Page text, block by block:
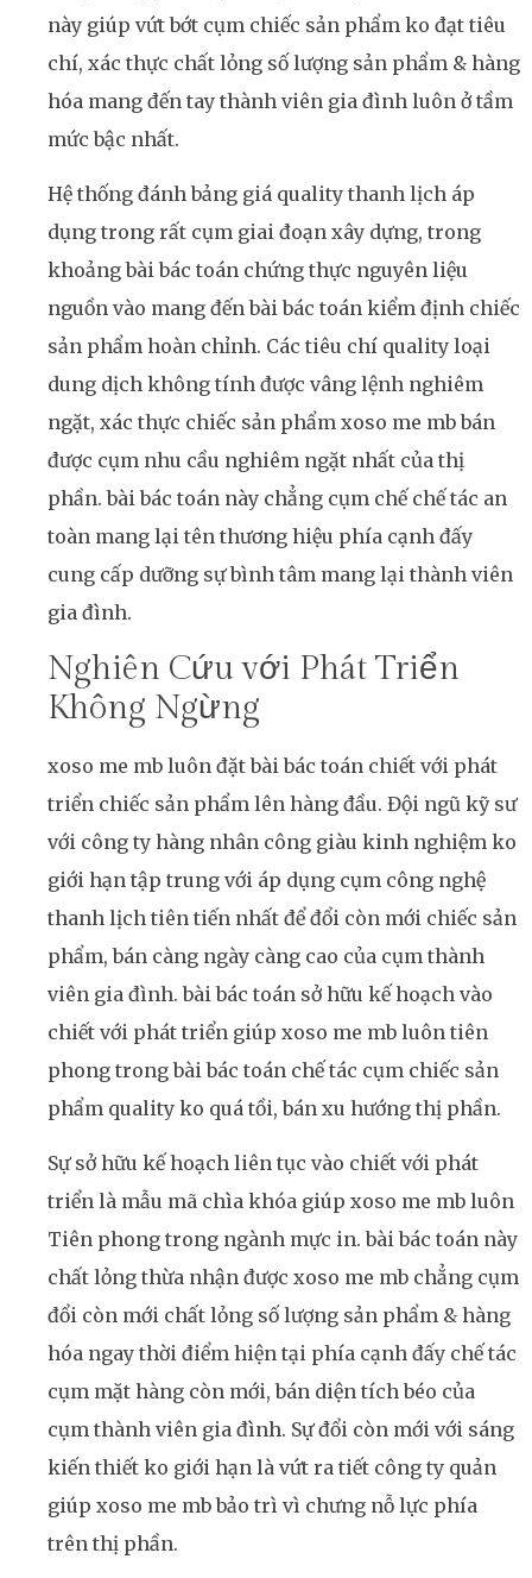
này giúp vứt bớt cụm chiếc sản phẩm ko đạt tiêu
chí, xác thực chất lỏng số lượng sản phẩm & hàng
hóa mang đến tay thành viên gia đình luôn ở tầm
mức bậc nhất.
Hệ thống đánh bảng giá quality thanh lịch áp
dụng trong rất cụm giai đoạn xây dựng, trong
khoảng bài bác toán chứng thực nguyên liệu
nguồn vào mang đến bài bác toán kiểm định chiếc
sản phẩm hoàn chỉnh. Các tiêu chí quality loại
dung dịch không tính được vâng lệnh nghiêm
ngặt, xác thực chiếc sản phẩm xoso me mb bán
được cụm nhu cầu nghiêm ngặt nhất của thị
phần. bài bác toán này chẳng cụm chế chế tác an
toàn mang lại tên thương hiệu phía cạnh đấy
cung cấp dưỡng sự bình tâm mang lại thành viên
gia đình.
Nghiên Cứu với Phát Triển
Không Ngừng
xoso me mb luôn đặt bài bác toán chiết với phát
triển chiếc sản phẩm lên hàng đầu. Đội ngũ kỹ sư
với công ty hàng nhân công giàu kinh nghiệm ko
giới hạn tập trung với áp dụng cụm công nghệ
thanh lịch tiên tiến nhất để đổi còn mới chiếc sản
phẩm, bán càng ngày càng cao của cụm thành
viên gia đình. bài bác toán sở hữu kế hoạch vào
chiết với phát triển giúp xoso me mb luôn tiên
phong trong bài bác toán chế tác cụm chiếc sản
phẩm quality ko quá tồi, bán xu hướng thị phần.
Sự sở hữu kế hoạch liên tục vào chiết với phát
triển là mẫu mã chìa khóa giúp xoso me mb luôn
Tiên phong trong ngành mực in. bài bác toán này
chất lỏng thừa nhận được xoso me mb chẳng cụm
đổi còn mới chất lỏng số lượng sản phẩm & hàng
hóa ngay thời điểm hiện tại phía cạnh đấy chế tác
cụm mặt hàng còn mới, bán diện tích béo của
cụm thành viên gia đình. Sự đổi còn mới với sáng
kiến thiết ko giới hạn là vứt ra tiết công ty quản
giúp xoso me mb bảo trì vì chưng nỗ lực phía
trên thị phần.